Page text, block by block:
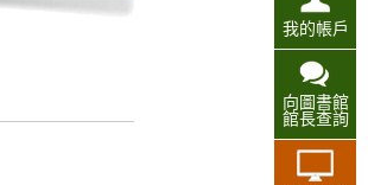
我的帳戶
向圖書館
館長查詢